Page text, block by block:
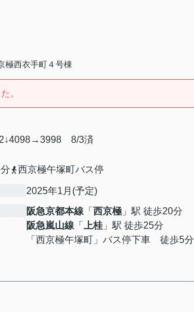
極西衣手町４号棟
。
8/3済
西京極午塚町バス停
2025年1月(予定)
阪急京都本線 「 西京極 」駅 徒歩20分
阪急嵐山線 「 上桂 」駅 徒歩25分
「西京極午塚町」バス停下車 徒歩5分